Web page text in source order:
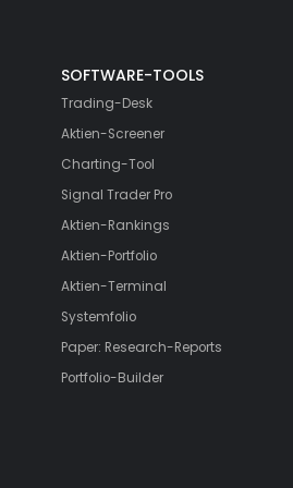
SOFTWARE-TOOLS
Trading-Desk
Aktien-Screener
Charting-Tool
Signal Trader Pro
Aktien-Rankings
Aktien-Portfolio
Aktien-Terminal
Systemfolio
Paper: Research-Reports
Portfolio-Builder